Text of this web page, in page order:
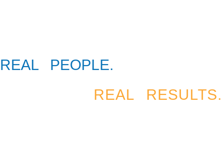
REAL PEOPLE.
REAL RESULTS.